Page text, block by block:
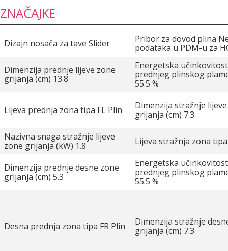
ZNAČAJKE
Dizajn nosača za tave Slider
Pribor za dovod plina
podataka u PDM-u za
Dimenzija prednje lijeve zone
grijanja (cm) 13.8
Energetska
prednjeg plinskog
55.5 %
Lijeva prednja zona tipa FL Plin
Dimenzija stražnje
grijanja (cm) 7.3
Nazivna snaga stražnje lijeve
zone grijanja (kW) 1.8
Lijeva stražnja zona
Dimenzija prednje desne zone
grijanja (cm) 5.3
Energetska
prednjeg plinskog
55.5 %
Desna prednja zona tipa FR Plin
Dimenzija stražnje
grijanja (cm) 7.3